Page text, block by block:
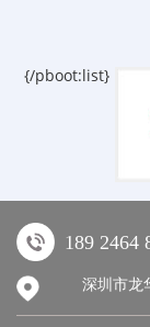
{/pboot:list}
189 2464
深圳市龙